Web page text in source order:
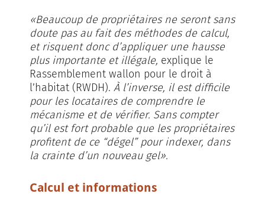
«Beaucoup de propriétaires ne seront sans
doute pas au fait des méthodes de calcul,
et risquent donc d’appliquer une hausse
plus importante et illégale, explique le
Rassemblement wallon pour le droit à
l’habitat (RWDH). À l’inverse, il est difficile
pour les locataires de comprendre le
mécanisme et de vérifier. Sans compter
qu’il est fort probable que les propriétaires
profitent de ce “dégel” pour indexer, dans
la crainte d’un nouveau gel».
Calcul et informations